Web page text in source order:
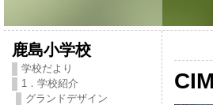
鹿島小学校
学校だより
1．学校紹介
グランドデザイン